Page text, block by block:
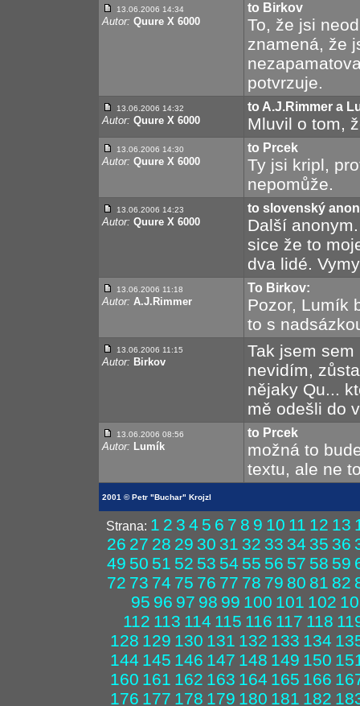
13.06.2006 14:34
Autor: Quure X 6000
to Birkov
To, že jsi
znamená, že
potvrzuje.
13.06.2006 14:32
Autor: Quure X 6000
to A.J.Rimmer a
Mluvil o tom,
13.06.2006 14:30
Autor: Quure X 6000
to Prcek
Ty jsi kripl,
nepomůže.
13.06.2006 14:23
Autor: Quure X 6000
to slovenský
Další
sice že to
dva lidé.
13.06.2006 11:18
Autor: A.J.Rimmer
To Birkov:
Pozor, Lumík
to s
13.06.2006 11:15
Autor: Birkov
Tak jsem
nevidím,
nějaky Qu...
mě odešli do
13.06.2006 08:56
Autor: Lumík
to Prcek
možná to
textu, ale ne
2001 © Petr "Buchar" Krojzl
Strana: 1 2 3 4 5 6 7 8 9 10 11 12 13
26 27 28 29 30 31 32 33 34 35 36
49 50 51 52 53 54 55 56 57 58 59
72 73 74 75 76 77 78 79 80 81 82
95 96 97 98 99 100 101 102
112 113 114 115 116 117 118
128 129 130 131 132 133 134
144 145 146 147 148 149 150
160 161 162 163 164 165 166
176 177 178 179 180 181 182